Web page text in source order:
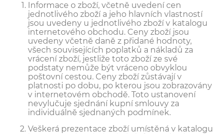
Informace o zboží, včetně uvedení cen
jednotlivého zboží a jeho hlavních vlastností
jsou uvedeny u jednotlivého zboží v katalogu
internetového obchodu. Ceny zboží jsou
uvedeny včetně daně z přidané hodnoty,
všech souvisejících poplatků a nákladů za
vrácení zboží, jestliže toto zboží ze své
podstaty nemůže být vráceno obvyklou
poštovní cestou. Ceny zboží zůstávají v
platnosti po dobu, po kterou jsou zobrazovány
v internetovém obchodě. Toto ustanovení
nevylučuje sjednání kupní smlouvy za
individuálně sjednaných podmínek.
Veškerá prezentace zboží umístěná v katalogu